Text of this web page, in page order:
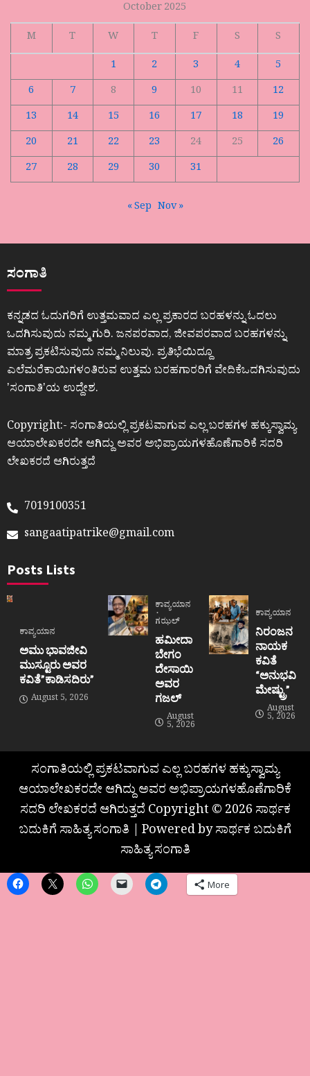
October 2025
M
T W T F S
S
1
2 3 4
5
6
7 8 9 10 11
12
13
14 15 16 17 18
19
20
21 22 23 24 25
26
27
28 29 30 31
« Sep Nov »
ಸಂಗಾತಿ
ಕನ್ನಡದ ಓದುಗರಿಗೆ ಉತ್ತಮವಾದ ಎಲ್ಲ ಪ್ರಕಾರದ ಬರಹಳನ್ನು ಓದಲು
ಒದಗಿಸುವುದು ನಮ್ಮ ಗುರಿ. ಜನಪರವಾದ, ಜೀವಪರವಾದ ಬರಹಗಳನ್ನು
ಮಾತ್ರ ಪ್ರಕಟಿಸುವುದು ನಮ್ಮ ನಿಲುವು. ಪ್ರತಿಭೆಯಿದ್ದೂ
ಎಲೆಮರೆಕಾಯಿಗಳಂತಿರುವ ಉತ್ತಮ ಬರಹಗಾರರಿಗೆ ವೇದಿಕೆಒದಗಿಸುವುದು
ʼಸಂಗಾತಿʼಯ ಉದ್ದೇಶ.
Copyright:- ಸಂಗಾತಿಯಲ್ಲಿ ಪ್ರಕಟವಾಗುವ ಎಲ್ಲ ಬರಹಗಳ ಹಕ್ಕುಸ್ವಾಮ್ಯ
ಆಯಾಲೇಖಕರದೇ ಆಗಿದ್ದು ಅವರ ಅಭಿಪ್ರಾಯಗಳಹೊಣೆಗಾರಿಕೆ ಸದರಿ
ಲೇಖಕರದೆ ಆಗಿರುತ್ತದೆ
7019100351
sangaatipatrike@gmail.com
Posts Lists
ಕಾವ್ಯಯಾನ
ಅಮು ಭಾವಜೀವಿ
ಮುಸ್ಟೂರು ಅವರ
ಕವಿತೆ”ಕಾಡಿಸದಿರು”
August 5, 2026
ಕಾವ್ಯಯಾನ
ಗಝಲ್
ಹಮೀದಾ
ಬೇಗಂ
ದೇಸಾಯಿ
ಅವರ
ಗಜಲ್
August
5, 2026
ಕಾವ್ಯಯಾನ
ನಿರಂಜನ
ನಾಯಕ
ಕವಿತೆ
“ಅನುಭವಿ
ಮೇಷ್ಟ್ರು”
August
5, 2026
ಸಂಗಾತಿಯಲ್ಲಿ ಪ್ರಕಟವಾಗುವ ಎಲ್ಲ ಬರಹಗಳ ಹಕ್ಕುಸ್ವಾಮ್ಯ
ಆಯಾಲೇಖಕರದೇ ಆಗಿದ್ದು ಅವರ ಅಭಿಪ್ರಾಯಗಳಹೊಣೆಗಾರಿಕೆ
ಸದರಿ ಲೇಖಕರದೆ ಆಗಿರುತ್ತದೆ Copyright © 2026 ಸಾರ್ಥಕ
ಬದುಕಿಗೆ ಸಾಹಿತ್ಯ ಸಂಗಾತಿ | Powered by ಸಾರ್ಥಕ ಬದುಕಿಗೆ
ಸಾಹಿತ್ಯ ಸಂಗಾತಿ
More